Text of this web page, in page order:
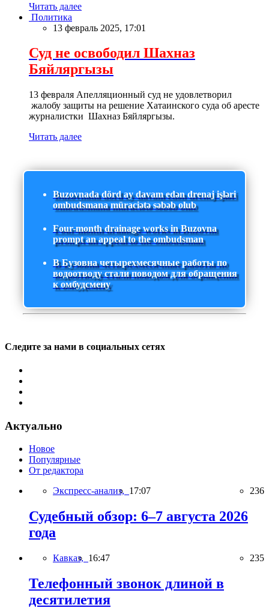
Читать далее
Политика
13 февраль 2025, 17:01
Суд не освободил Шахназ
Бяйляргызы
13 февраля Апелляционный суд не удовлетворил
жалобу защиты на решение Хатаинского суда об аресте
журналистки Шахназ Бяйляргызы.
Читать далее
Buzovnada dörd ay davam edən drenaj işləri
ombudsmana müraciətə səbəb olub
Four-month drainage works in Buzovna
prompt an appeal to the ombudsman
В Бузовна четырехмесячные работы по
водоотводу стали поводом для обращения
к омбудсмену
Следите за нами в социальных сетях
Актуально
Новое
Популярные
От редактора
Экспресс-анализ, 17:07 236
Судебный обзор: 6–7 августа 2026
года
Кавказ, 16:47 235
Телефонный звонок длиной в
десятилетия